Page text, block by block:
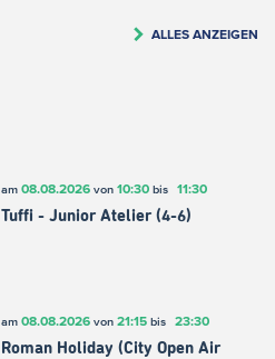
ALLES ANZEIGEN
am 08.08.2026von 10:30bis 11:30
Tuffi - Junior Atelier (4-6)
am 08.08.2026von 21:15bis 23:30
Roman Holiday (City Open Air